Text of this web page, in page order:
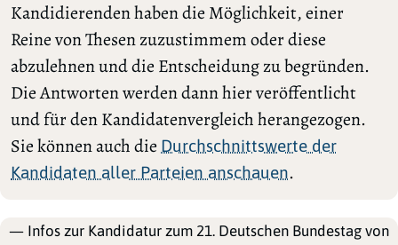
Kandidierenden haben die Möglichkeit, einer
Reine von Thesen zuzustimmem oder diese
abzulehnen und die Entscheidung zu begründen.
Die Antworten werden dann hier veröffentlicht
und für den Kandidatenvergleich herangezogen.
Sie können auch die Durchschnittswerte der
Kandidaten aller Parteien anschauen.
— Infos zur Kandidatur zum 21. Deutschen Bundestag von